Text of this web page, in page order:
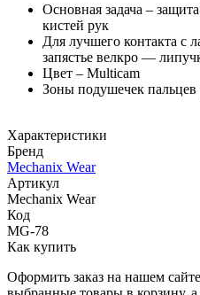
Основная задача –
кистей рук
Для лучшего контакта с
запястье велкро —
Цвет – Multicam
Зоны подушечек
Характеристики
Бренд
Mechanix Wear
Артикул
Mechanix Wear
Код
MG-78
Как купить
Оформить заказ на нашем